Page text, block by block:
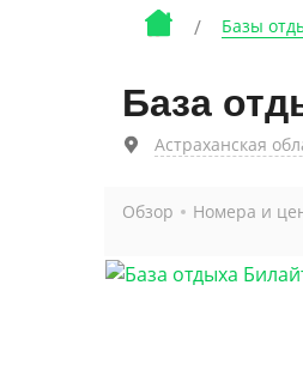
Базы
База
Астраханская
Обзор Номера и